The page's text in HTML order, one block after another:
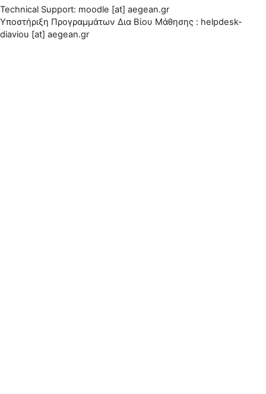
Technical Support: moodle [at] aegean.gr
Υποστήριξη Προγραμμάτων Δια Βίου Μάθησης : helpdesk-
diaviou [at] aegean.gr